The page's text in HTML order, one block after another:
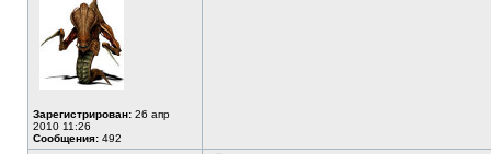
Зарегистрирован: 26 апр
2010 11:26
Сообщения: 492